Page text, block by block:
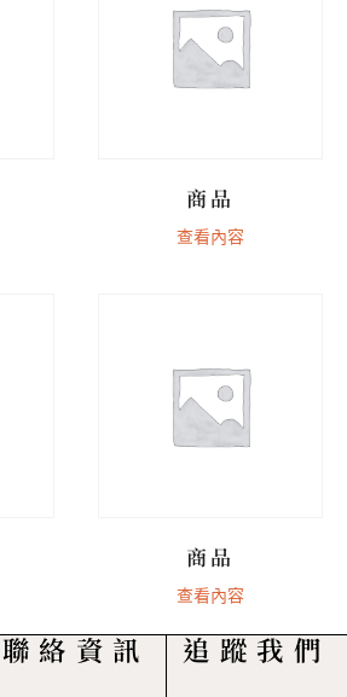
商品
查看內容
商品
查看內容
聯絡資訊 追蹤我們